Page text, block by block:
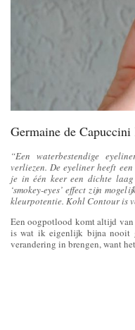
Germaine de
“Een waterbestendige
verliezen. De eyeliner heeft
je in één keer een dichte
‘smokey-eyes’ effect zijn
kleurpotentie. Kohl Contour is
Een oogpotlood komt altijd
is wat ik eigenlijk bijna nooit
verandering in brengen, want